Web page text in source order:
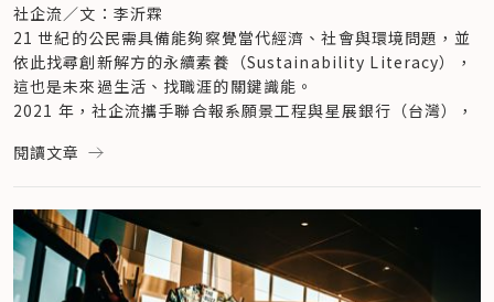
絕對不可能賺到錢。」過去總說在商言商，現在得在商言環境、
在商言社會，黃正忠稱之為「複合性商機」。
邁向繁榮，實踐「利害關係人資本主義」
何謂複合性商機？「任何事情，都是風險與機會一體兩面。」黃
正忠舉例，當手機功能越發完善、就如一台掌上電腦，筆記型電
學、線上學習蓬勃發展，筆記型電腦的市場又再度熱絡起來，這
就是災難下的機會。
換言之，面臨環境破壞、社會不公義等問題頻傳，誰握有解方、
誰就有商業機會，而這個商業機會，得建立在環境、社會、經濟
共好的基礎上。
「我們能不能夠安康、能不能夠富強，其實是透過利他，才有機
社企流／文：李沂霖
21 世紀的公民需具備能夠察覺當代經濟、社會與環境問題，並
依此找尋創新解方的永續素養（Sustainability Literacy），
這也是未來過生活、找職涯的關鍵識能。
2021 年，社企流攜手聯合報系願景工程與星展銀行（台灣），
全台第一個永續素養大調查，參考甜甜圈經濟學（Doughnut
Economics），將當代最需關注的 21 個議題面向，化為 105
道題目與永續行動，分為「社會基底盤」12 大題組與「生態天
花板」9 大題組，透過認知題、行動題、思辨題 3 種題型，了解
公民的永續素養程度。
閱讀文章